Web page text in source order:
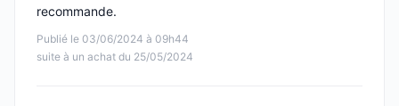
Publié le 03/06/2024 à 09h44
suite à un achat du 25/05/2024
recommande.